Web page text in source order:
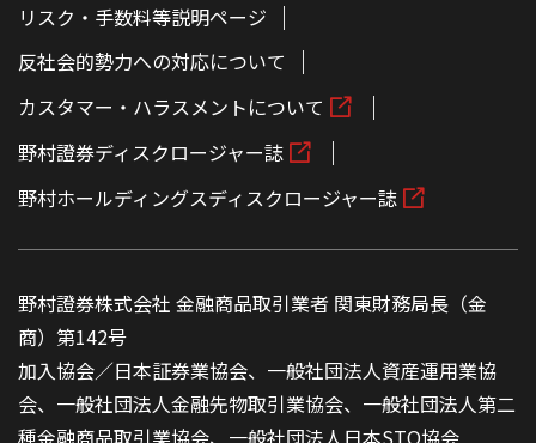
リスク・手数料等説明ページ
反社会的勢力への対応について
カスタマー・ハラスメントについて
野村證券ディスクロージャー誌
野村ホールディングスディスクロージャー誌
野村證券株式会社 金融商品取引業者 関東財務局長（金
商）第142号
加入協会／日本証券業協会、一般社団法人資産運用業協
会、一般社団法人金融先物取引業協会、一般社団法人第二